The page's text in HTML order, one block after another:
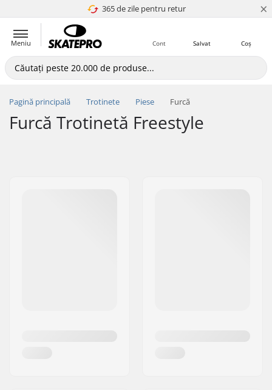
365 de zile pentru retur
4.8 a 5 ×
Meniu Coș
Salvat
Cont
Pagină principală Trotinete Piese Furcă
Furcă Trotinetă Freestyle